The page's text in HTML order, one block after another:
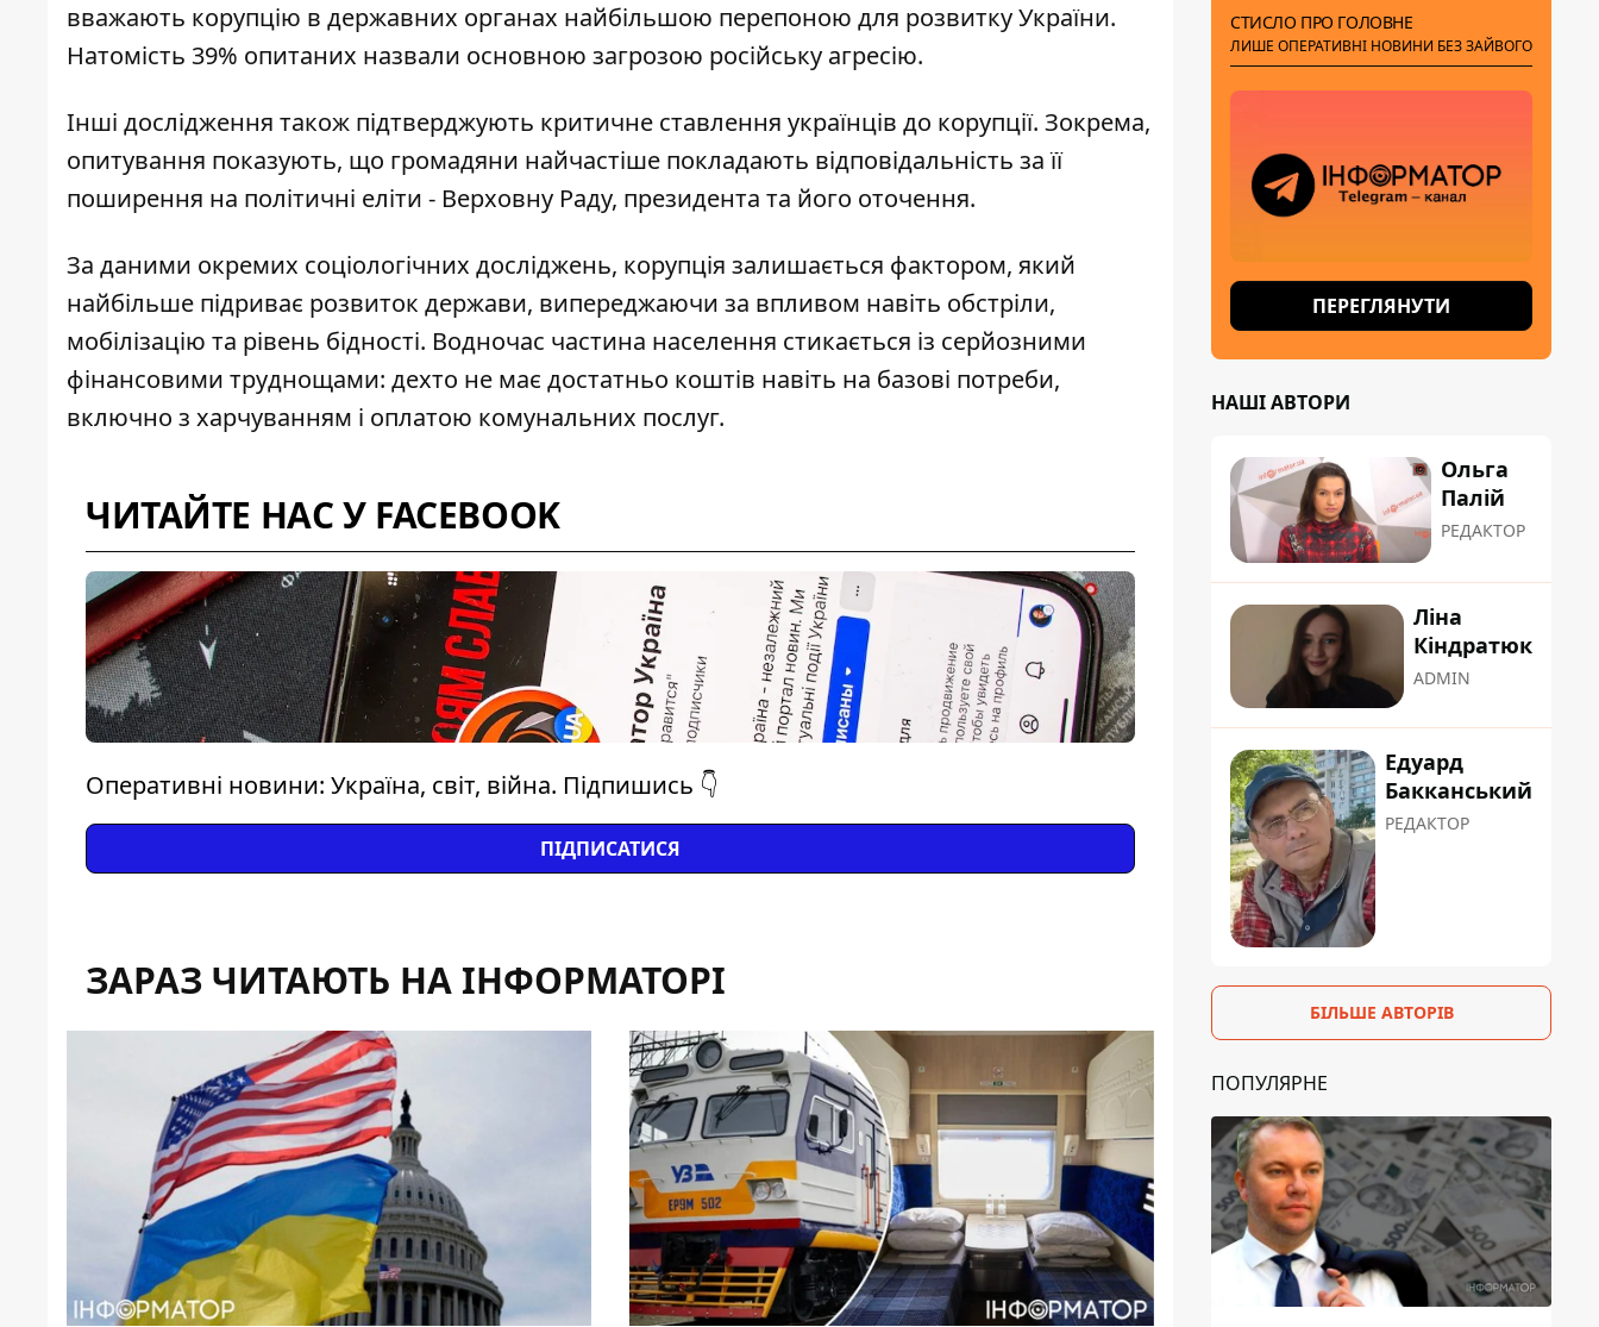
вважають корупцію в державних органах найбільшою перепоною для розвитку України.
Натомість 39% опитаних назвали основною загрозою російську агресію.
Інші дослідження також підтверджують критичне ставлення українців до корупції. Зокрема,
опитування показують, що громадяни найчастіше покладають відповідальність за її
поширення на політичні еліти - Верховну Раду, президента та його оточення.
За даними окремих соціологічних досліджень, корупція залишається фактором, який
найбільше підриває розвиток держави, випереджаючи за впливом навіть обстріли,
мобілізацію та рівень бідності. Водночас частина населення стикається із серйозними
фінансовими труднощами: дехто не має достатньо коштів навіть на базові потреби,
включно з харчуванням і оплатою комунальних послуг.
ЧИТАЙТЕ НАС У FACEBOOK
Оперативні новини: Україна, світ, війна. Підпишись 👇
ПІДПИСАТИСЯ
ЗАРАЗ ЧИТАЮТЬ НА ІНФОРМАТОРІ
СТИСЛО ПРО ГОЛОВНЕ
ЛИШЕ ОПЕРАТИВНІ НОВИНИ БЕЗ ЗАЙВОГО
ПЕРЕГЛЯНУТИ
НАШІ АВТОРИ
Ольга
Палій
РЕДАКТОР
Ліна
Кіндратюк
ADMIN
Едуард
Бакканський
РЕДАКТОР
БІЛЬШЕ АВТОРІВ
ПОПУЛЯРНЕ